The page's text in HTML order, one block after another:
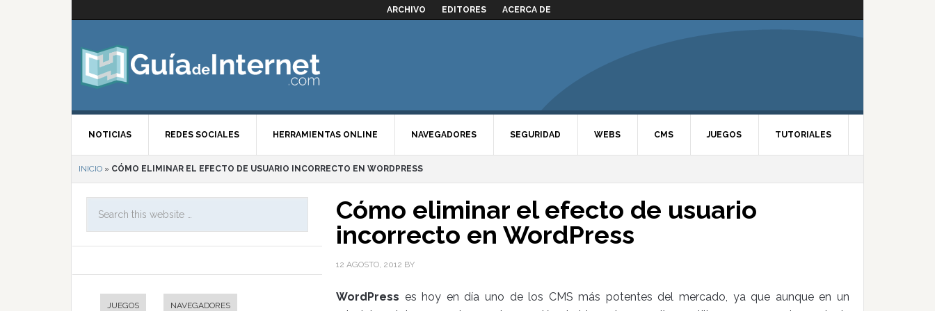
ARCHIVO EDITORES ACERCA DE
NOTICIAS REDES SOCIALES HERRAMIENTAS ONLINE NAVEGADORES SEGURIDAD WEBS CMS JUEGOS TUTORIALES
INICIO » CÓMO ELIMINAR EL EFECTO DE USUARIO INCORRECTO EN WORDPRESS
Cómo eliminar el efecto de usuario
incorrecto en WordPress
12 AGOSTO, 2012 BY
WordPress es hoy en día uno de los CMS más potentes del mercado, ya que aunque en un
JUEGOS NAVEGADORES